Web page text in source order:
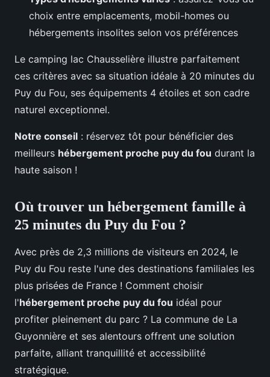
choix entre emplacements, mobil-homes ou
hébergements insolites selon vos préférences
Le camping lac Chausselière illustre parfaitement
ces critères avec sa situation idéale à 20 minutes du
Puy du Fou, ses équipements 4 étoiles et son cadre
naturel exceptionnel.
Notre conseil : réservez tôt pour bénéficier des
meilleurs hébergement proche puy du fou durant la
haute saison !
Où trouver un hébergement famille à
25 minutes du Puy du Fou ?
Avec près de 2,3 millions de visiteurs en 2024, le
Puy du Fou reste l'une des destinations familiales les
plus prisées de France ! Comment choisir
l'hébergement proche puy du fou idéal pour
profiter pleinement du parc ? La commune de La
Guyonnière et ses alentours offrent une solution
parfaite, alliant tranquillité et accessibilité
stratégique.